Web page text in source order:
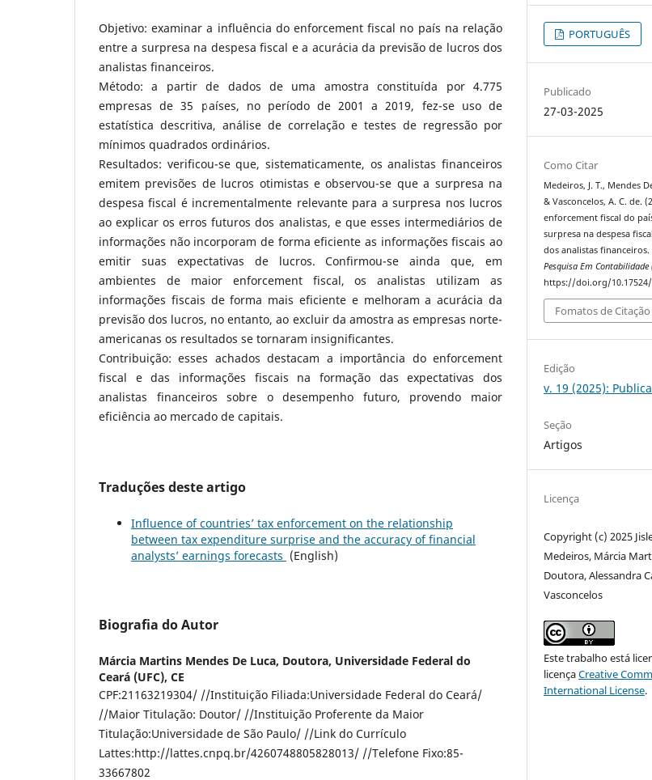
Objetivo: examinar a influência do enforcement fiscal no país na relação
entre a surpresa na despesa fiscal e a acurácia da previsão de lucros dos
analistas financeiros.
Método: a partir de dados de uma amostra constituída por 4.775
empresas de 35 países, no período de 2001 a 2019, fez-se uso de
estatística descritiva, análise de correlação e testes de regressão por
mínimos quadrados ordinários.
Resultados: verificou-se que, sistematicamente, os analistas financeiros
emitem previsões de lucros otimistas e observou-se que a surpresa na
despesa fiscal é incrementalmente relevante para a surpresa nos lucros
ao explicar os erros futuros dos analistas, e que esses intermediários de
informações não incorporam de forma eficiente as informações fiscais ao
emitir suas expectativas de lucros. Confirmou-se ainda que, em
ambientes de maior enforcement fiscal, os analistas utilizam as
informações fiscais de forma mais eficiente e melhoram a acurácia da
previsão dos lucros, no entanto, ao excluir da amostra as empresas norte-
americanas os resultados se tornaram insignificantes.
Contribuição: esses achados destacam a importância do enforcement
fiscal e das informações fiscais na formação das expectativas dos
analistas financeiros sobre o desempenho futuro, provendo maior
eficiência ao mercado de capitais.
Traduções deste artigo
Influence of countries’ tax enforcement on the relationship
between tax expenditure surprise and the accuracy of financial
analysts’ earnings forecasts (English)
Biografia do Autor
Márcia Martins Mendes De Luca, Doutora, Universidade Federal do
Ceará (UFC), CE
CPF:21163219304/ //Instituição Filiada:Universidade Federal do Ceará/
//Maior Titulação: Doutor/ //Instituição Proferente da Maior
Titulação:Universidade de São Paulo/ //Link do Currículo
Lattes:http://lattes.cnpq.br/4260748805828013/ //Telefone Fixo:85-
33667802
PORTUGUÊS
Publicado
27-03-2025
Como Citar
Medeiros, J. T., Mendes
& Vasconcelos, A. C. de.
enforcement fiscal do
surpresa na despesa
dos analistas financeiros.
Pesquisa Em Contabilidade
https://doi.org/10.17524/
Fomatos de Citação
Edição
v. 19 (2025):
Seção
Artigos
Licença
Copyright (c) 2025
Medeiros, Márcia
Doutora, Alessandra
Vasconcelos
Este trabalho está
licençaCreative
International License.